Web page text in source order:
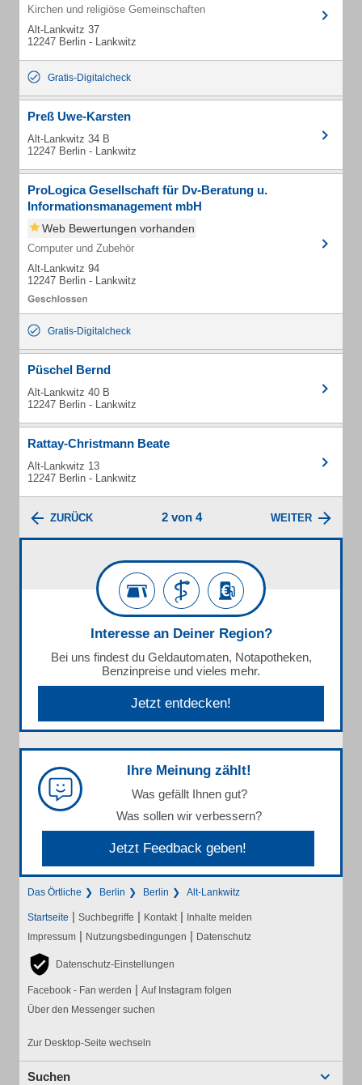
Kirchen und religiöse Gemeinschaften
Alt-Lankwitz 37
12247 Berlin - Lankwitz
Gratis-Digitalcheck
Preß Uwe-Karsten
Alt-Lankwitz 34 B
12247 Berlin - Lankwitz
ProLogica Gesellschaft für Dv-Beratung u.
Informationsmanagement mbH
Web Bewertungen vorhanden
Computer und Zubehör
Alt-Lankwitz 94
12247 Berlin - Lankwitz
Gratis-Digitalcheck
Püschel Bernd
Alt-Lankwitz 40 B
12247 Berlin - Lankwitz
Rattay-Christmann Beate
Alt-Lankwitz 13
12247 Berlin - Lankwitz
ZURÜCK 2 von 4 WEITER
Interesse an Deiner Region?
Bei uns findest du Geldautomaten, Notapotheken,
Benzinpreise und vieles mehr.
Jetzt entdecken!
Ihre Meinung zählt!
Was gefällt Ihnen gut?
Was sollen wir verbessern?
Jetzt Feedback geben!
Das Örtliche Berlin Berlin Alt-Lankwitz
Startseite | Suchbegriffe | Kontakt | Inhalte melden
Impressum | Nutzungsbedingungen | Datenschutz
Datenschutz-Einstellungen
Facebook - Fan werden | Auf Instagram folgen
Über den Messenger suchen
Zur Desktop-Seite wechseln
Suchen